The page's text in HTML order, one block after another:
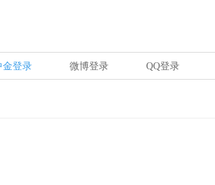
金登录 微博登录 QQ登录